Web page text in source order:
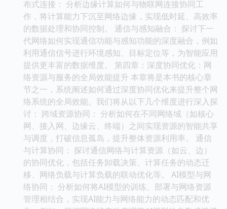
布式连接： 分析边缘计算如何与物联网连接协同工
作，将计算能力下沉至网络边缘，实现低时延、高效率
的数据处理和协同控制。 通信与感知融合： 探讨下一
代网络如何实现通信功能与感知功能的深度融合，例如
利用通信信号进行环境感知、目标定位等，为智能应用
提供更丰富的数据维度。 第四章：深度协同优化：网
络资源与服务的全局效能提升 本章将是本书的核心章
节之一，系统阐述如何通过深度协同优化来提升整个网
络系统的全局效能。我们将从以下几个维度进行深入探
讨： 跨域资源协同： 分析如何在不同网络域（如核心
网、接入网、边缘云、终端）之间实现资源的智能共享
与调度，打破信息孤岛，提升整体资源利用率。 通信
与计算协同： 探讨通信网络与计算资源（如云、边）
的协同优化，包括任务卸载决策、计算任务的动态迁
移、网络负载与计算负载的联动优化等。 AI模型与网
络协同： 分析如何将AI模型的训练、部署与网络资源
管理相结合，实现AI能力与网络能力的动态匹配和优